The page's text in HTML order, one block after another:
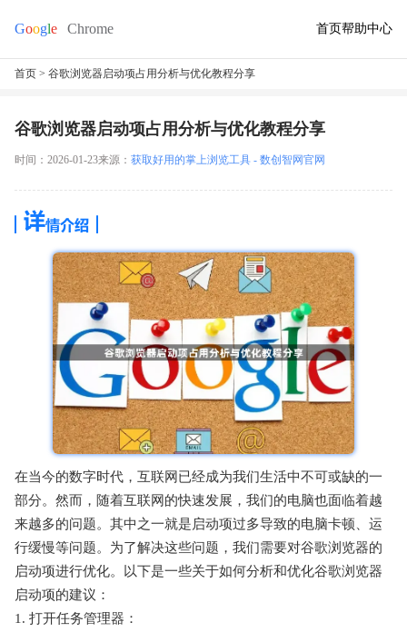
首页帮助中心
首页 > 谷歌浏览器启动项占用分析与优化教程分享
谷歌浏览器启动项占用分析与优化教程分享
时间：2026-01-23来源： 获取好用的掌上浏览工具 - 数创智网官网
在当今的数字时代，互联网已经成为我们生活中不可或缺的一
部分。然而，随着互联网的快速发展，我们的电脑也面临着越
来越多的问题。其中之一就是启动项过多导致的电脑卡顿、运
行缓慢等问题。为了解决这些问题，我们需要对谷歌浏览器的
启动项进行优化。以下是一些关于如何分析和优化谷歌浏览器
启动项的建议：
1. 打开任务管理器：